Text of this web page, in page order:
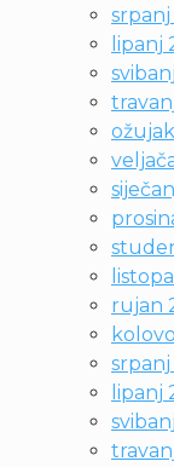
lipanj
rujan
srpanj
lipanj